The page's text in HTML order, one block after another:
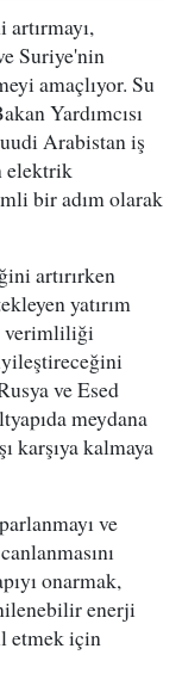
Suriye'nin
amaçlıyor. Su
Yardımcısı
Arabistan iş
elektrik
bir adım olarak
artırırken
yatırım
verimliliği
ve Esed
meydana
karşıya kalmaya
ve
onarmak,
enerji
etmek için